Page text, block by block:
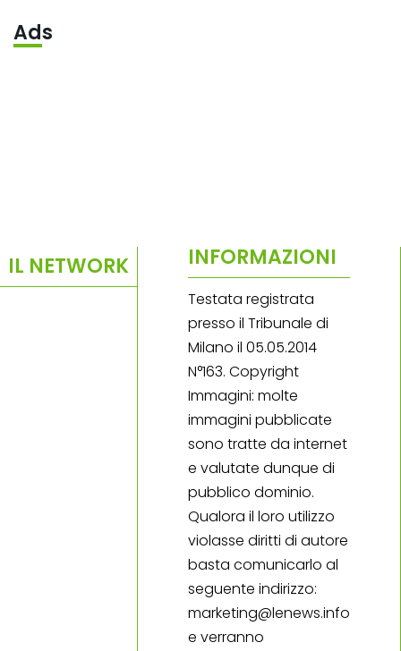
Ads
IL NETWORK INFORMAZIONI
Testata registrata
presso il Tribunale di
Milano il 05.05.2014
N°163. Copyright
Immagini: molte
immagini pubblicate
sono tratte da internet
e valutate dunque di
pubblico dominio.
Qualora il loro utilizzo
violasse diritti di autore
basta comunicarlo al
seguente indirizzo:
marketing@lenews.info
e verranno